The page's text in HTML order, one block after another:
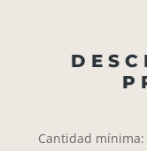
Cantidad mínima: